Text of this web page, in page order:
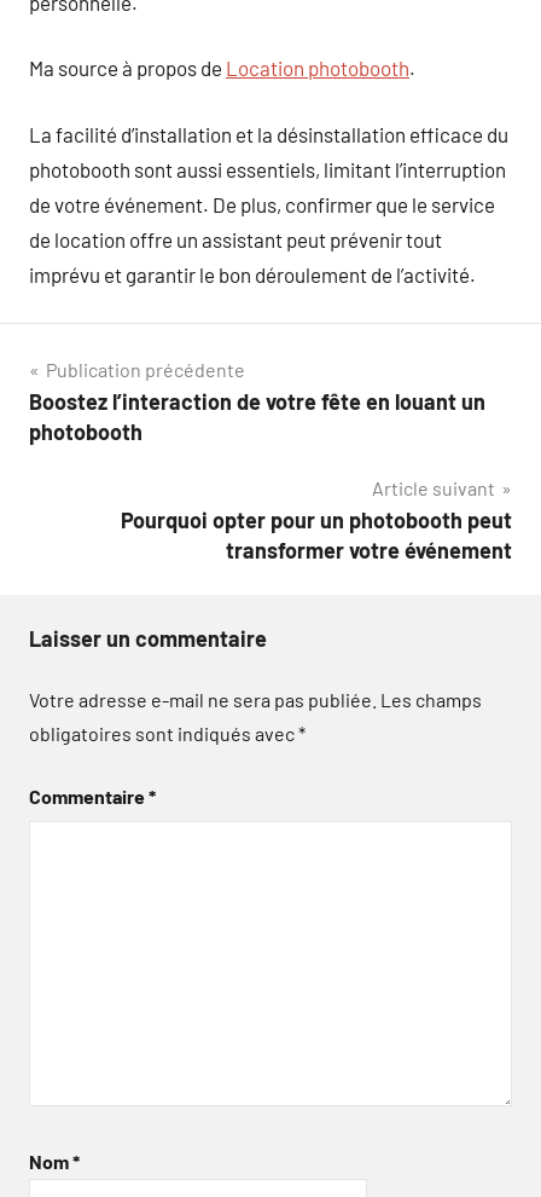
Ma source à propos de Location photobooth.
La facilité d’installation et la désinstallation efficace du
photobooth sont aussi essentiels, limitant l’interruption
de votre événement. De plus, confirmer que le service
de location offre un assistant peut prévenir tout
imprévu et garantir le bon déroulement de l’activité.
Navigation
de
Publication précédente
Boostez l’interaction de votre fête en louant un
photobooth
Article suivant
Pourquoi opter pour un photobooth peut
transformer votre événement
Laisser un commentaire
Votre adresse e-mail ne sera pas publiée. Les champs
obligatoires sont indiqués avec*
Commentaire*
Nom*